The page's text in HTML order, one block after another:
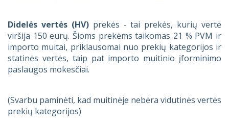
Didelės vertės (HV)prekės - tai prekės, kurių vertė
viršija 150 eurų. Šioms prekėms taikomas 21 % PVM ir
importo muitai, priklausomai nuo prekių kategorijos ir
statinės vertės, taip pat importo muitinio įforminimo
paslaugos mokesčiai.
(Svarbu paminėti, kad muitinėje nebėra vidutinės vertės
prekių kategorijos)